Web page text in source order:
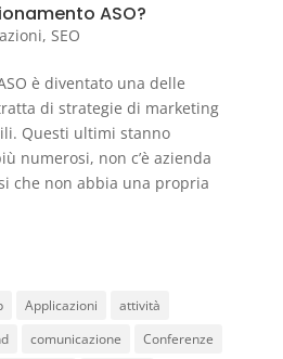
ASO?
, SEO
è diventato una delle
di strategie di marketing
Questi ultimi stanno
numerosi, non c’è azienda
che non abbia una propria
Applicazioni
attività
comunicazione
Conferenze